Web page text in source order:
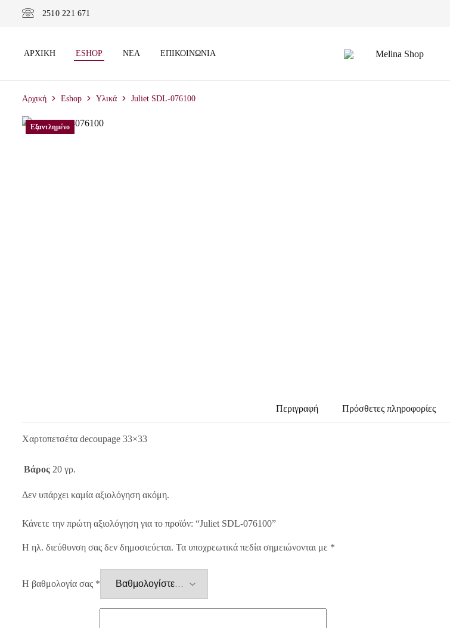
2510 221 671
ΑΡΧΙΚΉ ESHOP ΝΈΑ ΕΠΙΚΟΙΝΩΝΊΑ
Melina
Αρχική Eshop Υλικά Juliet SDL-076100
Περιγραφή Πρόσθετες πληροφορίες
Χαρτοπετσέτα decoupage 33×33
Βάρος 20 γρ.
Δεν υπάρχει καμία αξιολόγηση ακόμη.
Κάνετε την πρώτη αξιολόγηση για το προϊόν: “Juliet SDL-076100”
Η ηλ. διεύθυνση σας δεν δημοσιεύεται. Τα υποχρεωτικά πεδία σημειώνονται με *
Η βαθμολογία σας *
Εξαντλημένο